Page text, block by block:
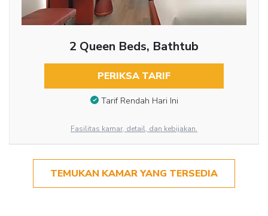
2 Queen Beds, Bathtub
PERIKSA TARIF
Tarif Rendah Hari Ini
Fasilitas kamar, detail, dan kebijakan.
TEMUKAN KAMAR YANG TERSEDIA